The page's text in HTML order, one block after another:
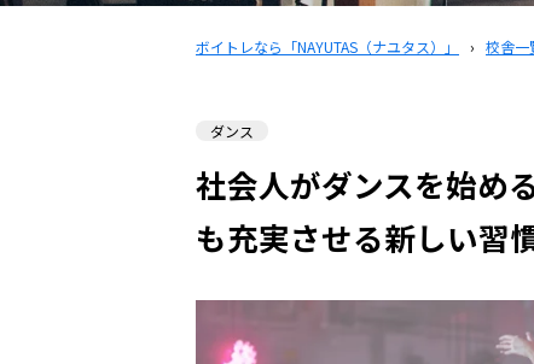
ボイトレなら「NAYUTAS（ナユタス）」 › 校舎一
ダンス
社会人がダンスを始め
も充実させる新しい習